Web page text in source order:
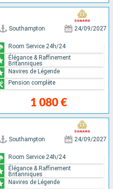
Southampton 24/09/2027
1 080 €
Room Service 24h/24
Élégance & Raffinement
Britanniques
Navires de Légende
Pension complète
Southampton 24/09/2027
Room Service 24h/24
Élégance & Raffinement
Britanniques
Navires de Légende